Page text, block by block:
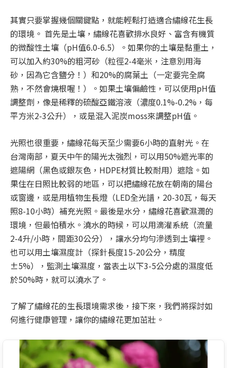
其實只要掌握幾個關鍵點，就能輕鬆打造適合繡線花生長
的環境。 首先是土壤，繡線花喜歡排水良好、富含有機質
的微酸性土壤（pH值6.0-6.5）。如果你的土壤是黏重土，
可以加入約30%的粗河砂（粒徑2-4毫米，注意別用海
砂，因為它含鹽分！）和20%的腐葉土（一定要完全腐
熟，不然會燒根喔！）。如果土壤偏鹼性，可以使用pH值
調整劑，像是稀釋的硫酸亞鐵溶液（濃度0.1%-0.2%，每
平方米2-3公升），或是混入泥炭moss來調整pH值。
光照也很重要，繡線花每天至少需要6小時的直射光。在
台灣南部，夏天中午的陽光太強烈，可以用50%遮光率的
遮陽網（黑色或銀灰色，HDPE材質比較耐用）遮陰。如
果住在日照比較弱的地區，可以把繡線花放在朝南的陽台
或窗邊，或是用植物生長燈（LED全光譜，20-30瓦，每天
照8-10小時）補充光照。最後是水分，繡線花喜歡濕潤的
環境，但最怕積水。澆水的時候，可以用滴灌系統（流量
2-4升/小時，間距30公分），讓水分均勻滲透到土壤裡。
也可以用土壤濕度計（探針長度15-20公分，精度
±5%），監測土壤濕度，當表土以下3-5公分處的濕度低
於50%時，就可以澆水了。
了解了繡線花的生長環境需求後，接下來，我們將探討如
何進行健康管理，讓你的繡線花更加茁壯。